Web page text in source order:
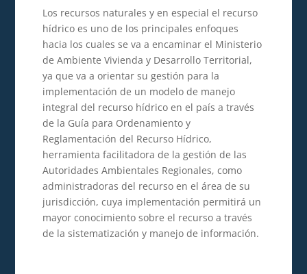
Los recursos naturales y en especial el recurso
hídrico es uno de los principales enfoques
hacia los cuales se va a encaminar el Ministerio
de Ambiente Vivienda y Desarrollo Territorial,
ya que va a orientar su gestión para la
implementación de un modelo de manejo
integral del recurso hídrico en el país a través
de la Guía para Ordenamiento y
Reglamentación del Recurso Hídrico,
herramienta facilitadora de la gestión de las
Autoridades Ambientales Regionales, como
administradoras del recurso en el área de su
jurisdicción, cuya implementación permitirá un
mayor conocimiento sobre el recurso a través
de la sistematización y manejo de información.